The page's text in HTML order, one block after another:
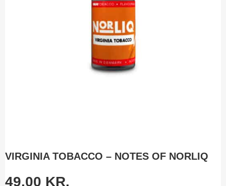
VIRGINIA TOBACCO – NOTES OF NORLIQ
49,00 KR.